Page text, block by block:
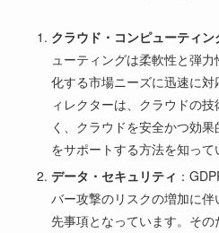
クラウド・コンピューティン
ューティングは柔軟性と弾
化する市場ニーズに迅速に
ィレクターは、クラウドの
く、クラウドを安全かつ効
をサポートする方法を知って
データ・セキュリティ ：
バー攻撃のリスクの増加に
先事項となっています。そ